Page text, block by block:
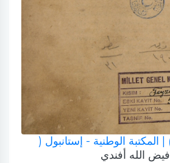
| المكتبة الوطنية - إستانبول (
| فيض الله أفندي